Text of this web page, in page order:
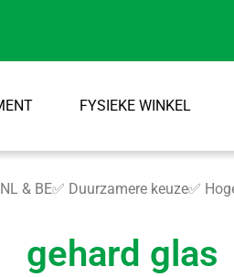
FYSIEKE WINKEL
& BE✅ Duurzamere keuze✅
gehard glas